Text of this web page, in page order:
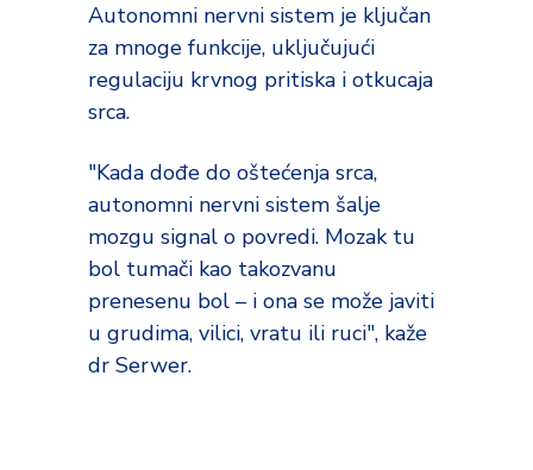
Autonomni nervni sistem je ključan
za mnoge funkcije, uključujući
regulaciju krvnog pritiska i otkucaja
srca.
"Kada dođe do oštećenja srca,
autonomni nervni sistem šalje
mozgu signal o povredi. Mozak tu
bol tumači kao takozvanu
prenesenu bol – i ona se može javiti
u grudima, vilici, vratu ili ruci", kaže
dr Serwer.